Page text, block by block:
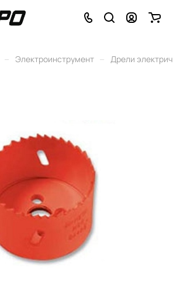
– Электроинструмент – Дрели